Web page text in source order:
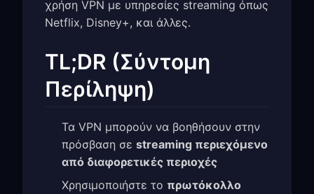
χρήση VPN με υπηρεσίες streaming όπως
Netflix, Disney+, και άλλες.
TL;DR (Σύντομη
Περίληψη)
Τα VPN μπορούν να βοηθήσουν στην
πρόσβαση σε streaming περιεχόμενο
από διαφορετικές περιοχές
Χρησιμοποιήστε το πρωτόκολλο